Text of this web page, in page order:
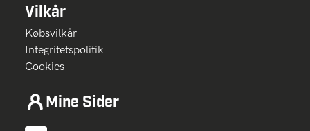
Vilkår
Købsvilkår
Integritetspolitik
Cookies
Mine Sider